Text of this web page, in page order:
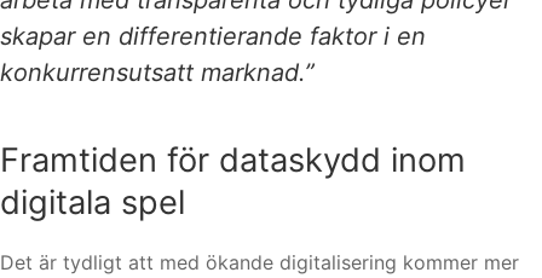
skapar en differentierande faktor i en
konkurrensutsatt marknad.”
Framtiden för dataskydd inom
digitala spel
Det är tydligt att med ökande digitalisering kommer mer